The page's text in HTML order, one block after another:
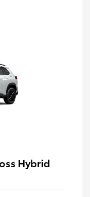
Hybrid